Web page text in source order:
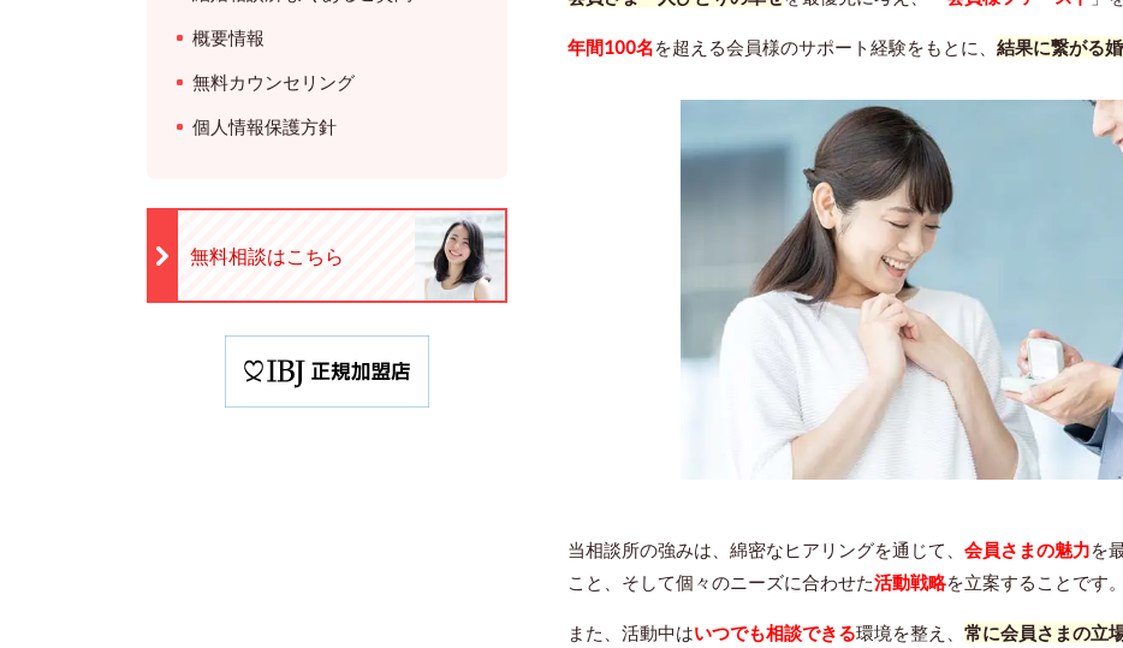
年間100名を超える会員様のサポート経験をもとに、 結果に繋がる
当相談所の強みは、 綿密なヒアリングを通じて、 会員さまの魅力を
こと、そして個々のニーズに合わせた活動戦略を立案することです。
また、活動中はいつでも相談できる環境を整え、 常に会員さまの立
概要情報
無料カウンセリング
個人情報保護方針
無料相談はこちら